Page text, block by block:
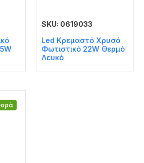
SKU: 0619033
Led Κρεμαστό Χρυσό
Φωτιστικό 22W Θερμό
Λευκό